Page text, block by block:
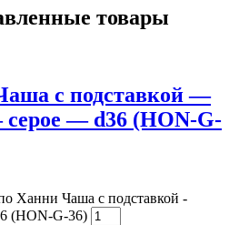
товары
с подставкой —
— d36 (HON-G-
Ханни Чаша с подставкой -
(HON-G-36)